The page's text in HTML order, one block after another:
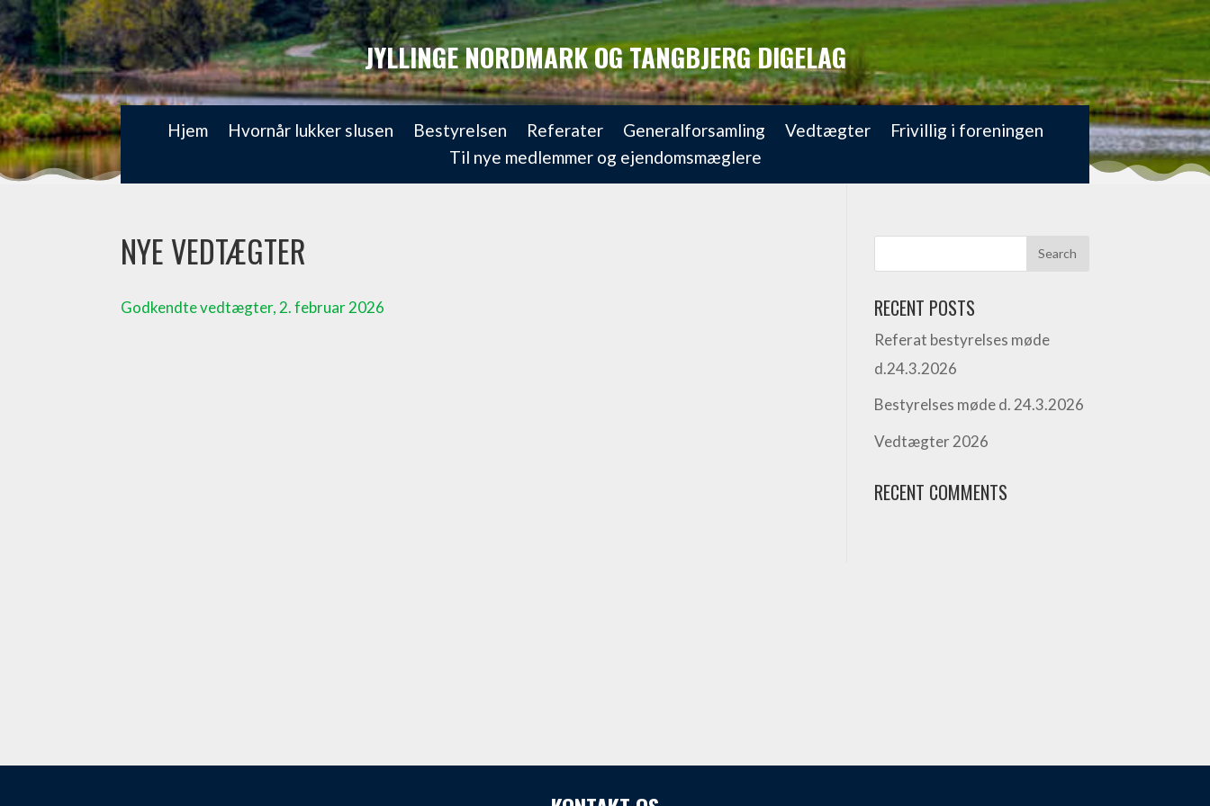
JYLLINGE NORDMARK OG TANGBJERG DIGELAG
Hjem Hvornår lukker slusen Bestyrelsen Referater Generalforsamling Vedtægter
Frivillig i foreningen
Til nye medlemmer og ejendomsmæglere
NYE VEDTÆGTER
Godkendte vedtægter, 2. februar 2026 RECENT POSTS
Referat bestyrelses møde
d.24.3.2026
Bestyrelses møde d. 24.3.2026
Vedtægter 2026
RECENT COMMENTS